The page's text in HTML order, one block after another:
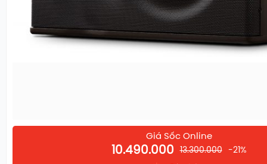
Giá Sốc Online
10.490.000 13.300.000 -21%